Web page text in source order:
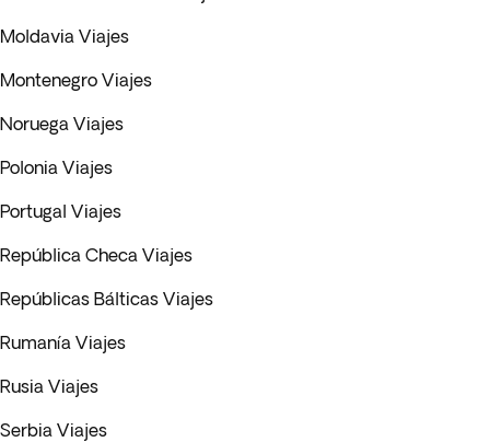
Moldavia Viajes
Montenegro Viajes
Noruega Viajes
Polonia Viajes
Portugal Viajes
República Checa Viajes
Repúblicas Bálticas Viajes
Rumanía Viajes
Rusia Viajes
Serbia Viajes